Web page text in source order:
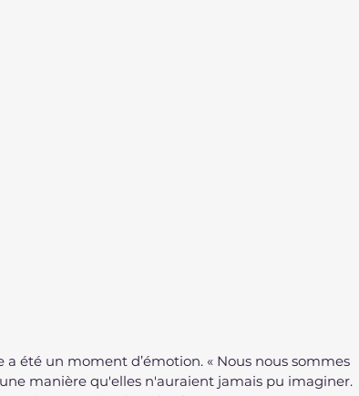
été un moment d’émotion. « Nous nous sommes
manière qu'elles n'auraient jamais pu imaginer.